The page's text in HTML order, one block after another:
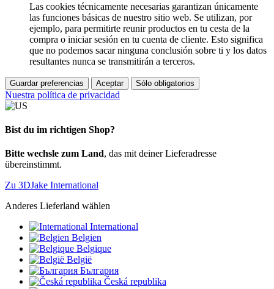
Las cookies técnicamente necesarias garantizan únicamente
las funciones básicas de nuestro sitio web. Se utilizan, por
ejemplo, para permitirte reunir productos en tu cesta de la
compra o iniciar sesión en tu cuenta de cliente. Esto significa
que no podemos sacar ninguna conclusión sobre ti y los datos
resultantes nunca se transmitirán a terceros.
Guardar preferencias Aceptar Sólo obligatorios
Nuestra política de privacidad
Bist du im richtigen Shop?
Bitte wechsle zum Land, das mit deiner Lieferadresse
übereinstimmt.
Zu 3DJake International
Anderes Lieferland wählen
International
Belgien
Belgique
België
България
Česká republika